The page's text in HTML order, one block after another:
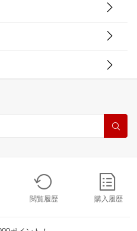
閲覧履歴 購入履歴